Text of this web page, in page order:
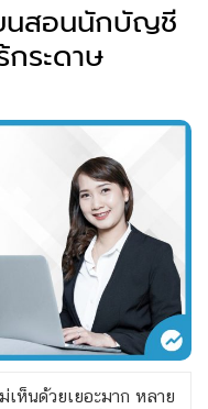
นสอนนักบัญชี
ระดาษ
ห็นด้วยเยอะมาก หลาย